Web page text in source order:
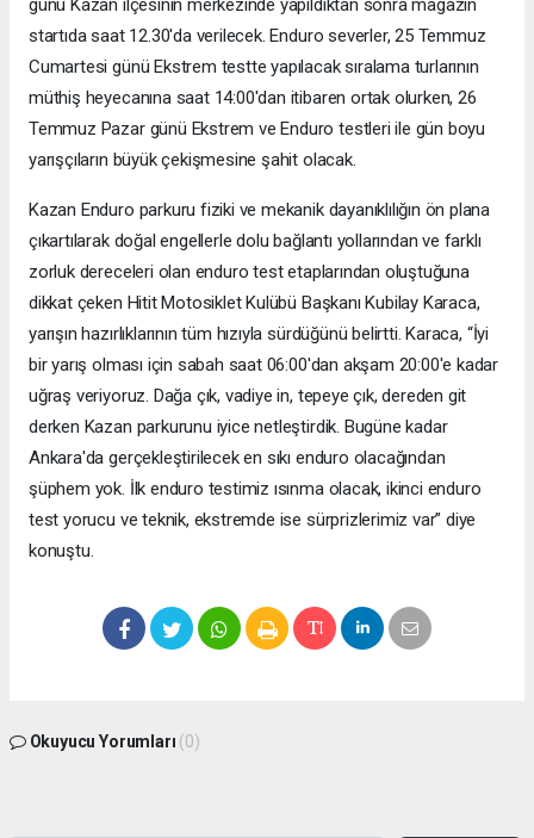
günü Kazan ilçesinin merkezinde yapıldıktan sonra magazin
startıda saat 12.30'da verilecek. Enduro severler, 25 Temmuz
Cumartesi günü Ekstrem testte yapılacak sıralama turlarının
müthiş heyecanına saat 14:00'dan itibaren ortak olurken, 26
Temmuz Pazar günü Ekstrem ve Enduro testleri ile gün boyu
yarışçıların büyük çekişmesine şahit olacak.
Kazan Enduro parkuru fiziki ve mekanik dayanıklılığın ön plana
çıkartılarak doğal engellerle dolu bağlantı yollarından ve farklı
zorluk dereceleri olan enduro test etaplarından oluştuğuna
dikkat çeken Hitit Motosiklet Kulübü Başkanı Kubilay Karaca,
yarışın hazırlıklarının tüm hızıyla sürdüğünü belirtti. Karaca, “İyi
bir yarış olması için sabah saat 06:00'dan akşam 20:00'e kadar
uğraş veriyoruz. Dağa çık, vadiye in, tepeye çık, dereden git
derken Kazan parkurunu iyice netleştirdik. Bugüne kadar
Ankara'da gerçekleştirilecek en sıkı enduro olacağından
şüphem yok. İlk enduro testimiz ısınma olacak, ikinci enduro
test yorucu ve teknik, ekstremde ise sürprizlerimiz var” diye
konuştu.
Okuyucu Yorumları (0)